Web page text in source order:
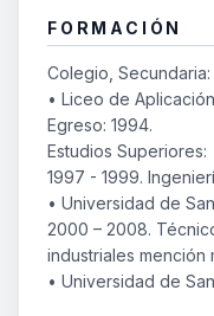
FORMACIÓN
Colegio, Secundaria:
• Liceo de
Egreso: 1994.
Estudios Superiores:
1997 - 1999.
• Universidad de
2000 – 2008.
industriales mención
• Universidad de